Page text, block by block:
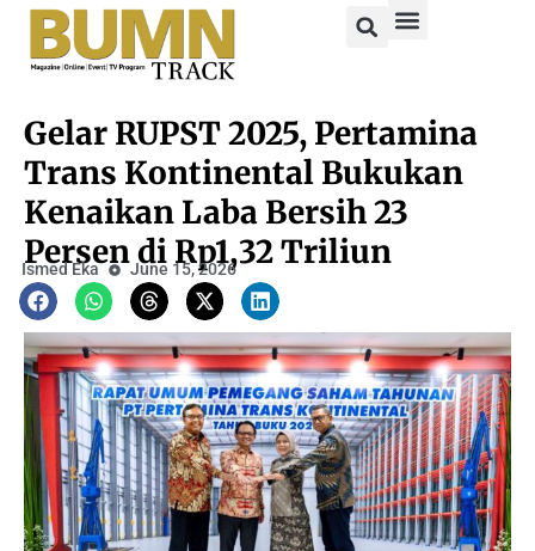
Gelar RUPST 2025, Pertamina
Trans Kontinental Bukukan
Kenaikan Laba Bersih 23
Persen di Rp1,32 Triliun
Ismed Eka June 15, 2026